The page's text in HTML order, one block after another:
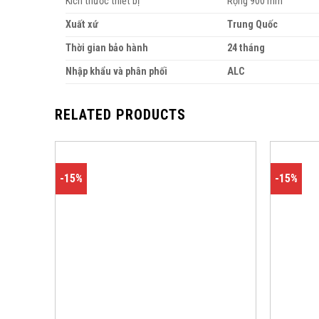
Xuất xứ
Trung Quốc
Thời gian bảo hành
24 tháng
Nhập khẩu và phân phối
ALC
RELATED PRODUCTS
-15% -15%